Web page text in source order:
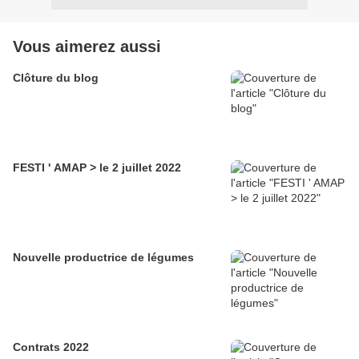
Vous aimerez aussi
Clôture du blog
FESTI ' AMAP > le 2 juillet 2022
Nouvelle productrice de légumes
Contrats 2022